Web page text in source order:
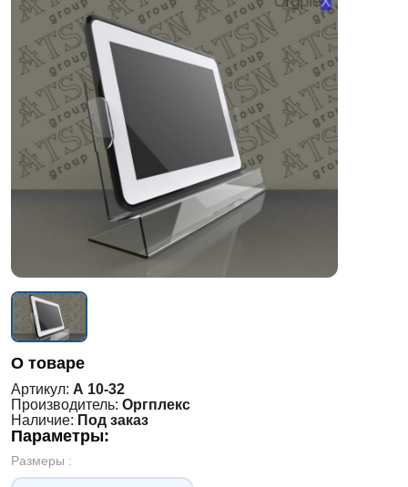
О товаре
Артикул: А 10-32
Производитель: Оргплекс
Наличие: Под заказ
Параметры:
Размеры :